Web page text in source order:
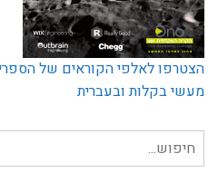
הצטרפו לאלפי הקוראים של
מעשי בקלות ובעברית
חיפוש
עבור: